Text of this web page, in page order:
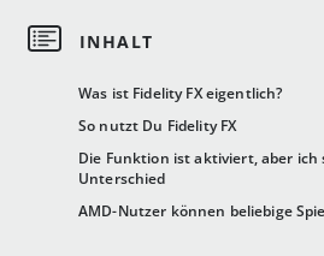
Was ist Fidelity FX eigentlich?
So nutzt Du Fidelity FX
Die Funktion ist aktiviert, aber ich
Unterschied
AMD-Nutzer können beliebige